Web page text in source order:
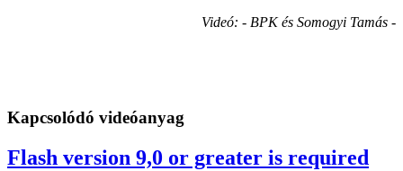
Videó: - BPK és Somogyi Tamás -
Kapcsolódó videóanyag
Flash version 9,0 or greater is required